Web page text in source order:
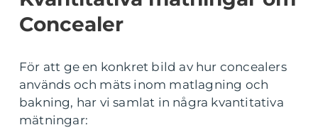
Concealer
För att ge en konkret bild av hur concealers
används och mäts inom matlagning och
bakning, har vi samlat in några kvantitativa
mätningar: